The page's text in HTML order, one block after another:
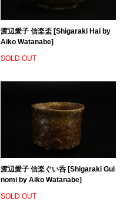
渡辺愛子 信楽盃 [Shigaraki Hai by
Aiko Watanabe]
SOLD OUT
渡辺愛子 信楽ぐい呑 [Shigaraki Gui
nomi by Aiko Watanabe]
SOLD OUT